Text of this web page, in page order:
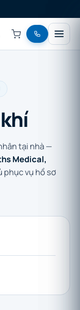
tại nhà —
Medical,
phục vụ hồ sơ